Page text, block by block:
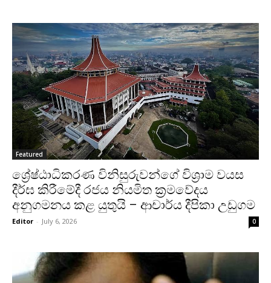
Featured
ශ්‍රේෂ්ඨාධිකරණ විනිසුරුවන්ගේ විශ්‍රාම වයස
දීර්ඝ කිරීමේදී රජය නියමිත ක්‍රමවේදය
අනුගමනය කළ යුතුයි – ආචාර්ය දීපිකා උඩුගම
Editor - July 6, 2026 0